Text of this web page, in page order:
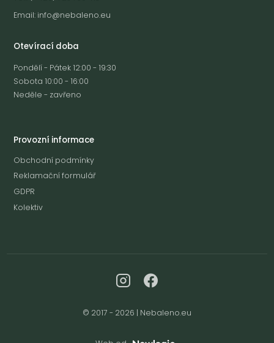
Email: info@nebaleno.eu
Otevírací doba
Pondělí - Pátek 12:00 - 19:30
Sobota 10:00 - 16:00
Neděle - zavřeno
Provozní informace
Obchodní podmínky
Reklamační formulář
GDPR
Kolektiv
© 2017 - 2026 | Nebaleno.eu